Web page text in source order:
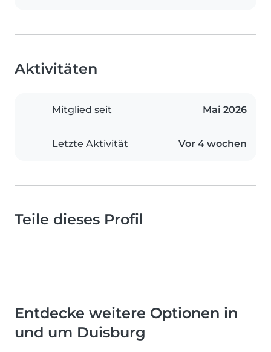
Aktivitäten
Mitglied seit Mai 2026
Letzte Aktivität Vor 4 wochen
Teile dieses Profil
Entdecke weitere Optionen in
und um Duisburg